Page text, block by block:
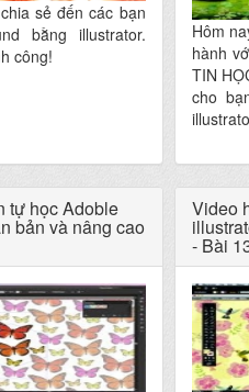
sẻ đến các bạn
bằng illustrator.
công!
Hôm
hành
TIN
cho
tự học Adoble
bản và nâng cao
Video
- Bài